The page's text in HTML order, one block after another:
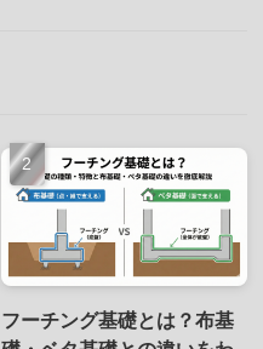
フーチング基礎とは？布基